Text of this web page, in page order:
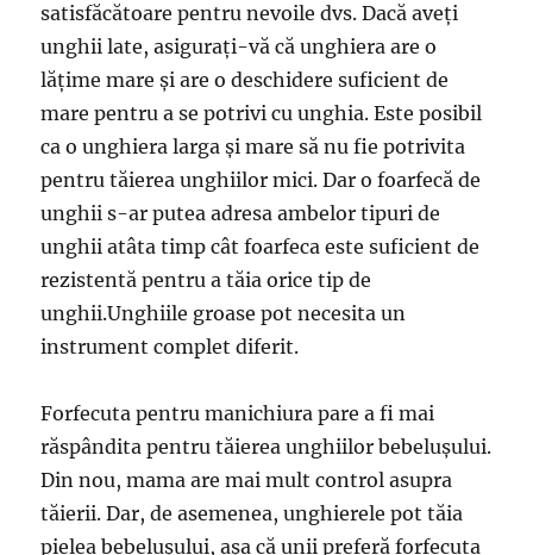
satisfăcătoare pentru nevoile dvs. Dacă aveți
unghii late, asigurați-vă că unghiera are o
lățime mare și are o deschidere suficient de
mare pentru a se potrivi cu unghia. Este posibil
ca o unghiera larga și mare să nu fie potrivita
pentru tăierea unghiilor mici. Dar o foarfecă de
unghii s-ar putea adresa ambelor tipuri de
unghii atâta timp cât foarfeca este suficient de
rezistentă pentru a tăia orice tip de
unghii.Unghiile groase pot necesita un
instrument complet diferit.
Forfecuta pentru manichiura pare a fi mai
răspândita pentru tăierea unghiilor bebelușului.
Din nou, mama are mai mult control asupra
tăierii. Dar, de asemenea, unghierele pot tăia
pielea bebelușului, așa că unii preferă forfecuta